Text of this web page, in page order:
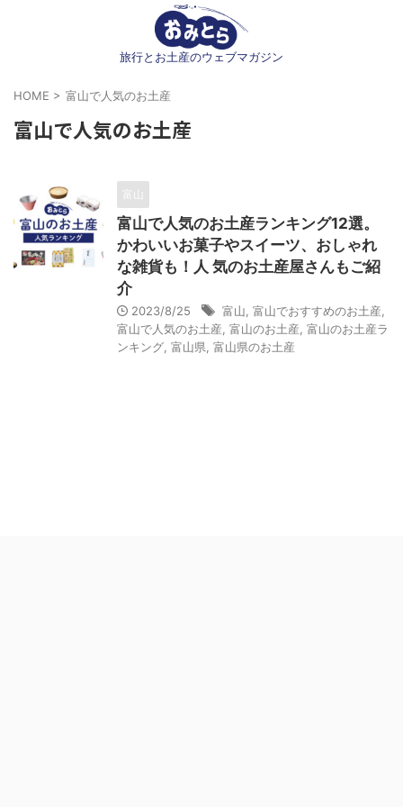
旅行とお土産のウェブマガジン
HOME > 富山で人気のお土産
富山で人気のお土産
富山
富山で人気のお土産ランキング12選。
かわいいお菓子やスイーツ、おしゃれ
な雑貨も！人 気のお土産屋さんもご紹
介
2023/8/25 富山 富山でおすすめのお土産
富山で人気のお土産 富山のお土産 富山のお土産ラ
ンキング 富山県 富山県のお土産